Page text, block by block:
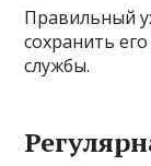
Правильный
сохранить
службы.